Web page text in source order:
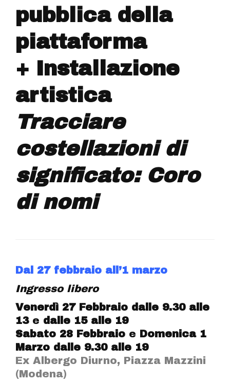
pubblica della
piattaforma
+ Installazione
artistica
Tracciare
costellazioni di
significato: Coro
di nomi
Dal 27 febbraio all’1 marzo
Ingresso libero
Venerdì 27 Febbraio dalle 9.30 alle
13 e dalle 15 alle 19
Sabato 28 Febbraio e Domenica 1
Marzo dalle 9.30 alle 19
Ex Albergo Diurno, Piazza Mazzini
(Modena)